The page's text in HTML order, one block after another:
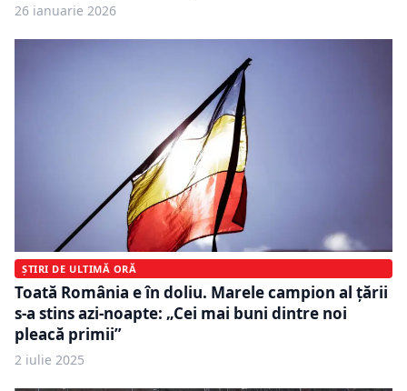
26 ianuarie 2026
ȘTIRI DE ULTIMĂ ORĂ
Toată România e în doliu. Marele campion al țării
s-a stins azi-noapte: „Cei mai buni dintre noi
pleacă primii”
2 iulie 2025